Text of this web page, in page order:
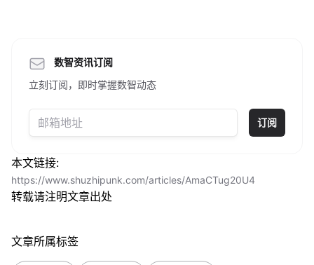
数智资讯订阅
立刻订阅，即时掌握数智动态
订阅
本文链接:
https://www.shuzhipunk.com/articles/AmaCTug20U4
转载请注明文章出处
文章所属标签